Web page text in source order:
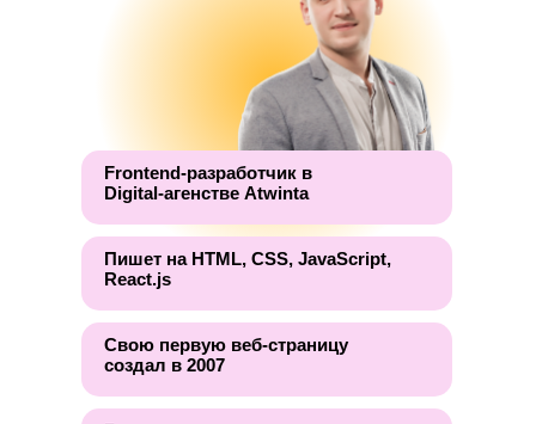
Frontend-разработчик в
Digital-агенстве Atwinta
Свою первую веб-страницу
создал в 2007
Пишет на HTML, CSS, JavaScript,
React.js
Мы вместе составим
резюме и соберем
портфолио
Проведем репетицию
собеседования с hr-
менеджерами, чтобы
на встрече с
работодателем
чувствовать себя
уверенно